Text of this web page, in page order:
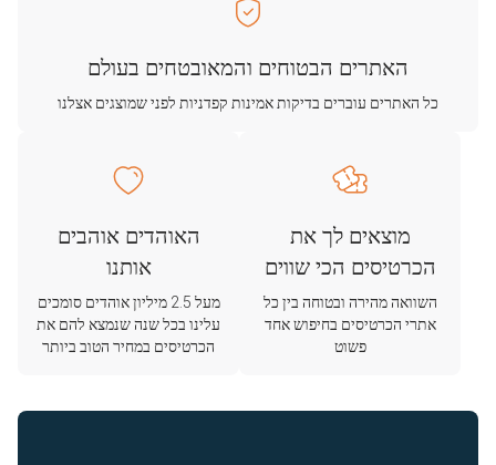
האתרים הבטוחים והמאובטחים בעולם
כל האתרים עוברים בדיקות אמינות קפדניות לפני שמוצגים אצלנו
מוצאים לך את
הכרטיסים הכי שווים
השוואה מהירה ובטוחה בין כל
אתרי הכרטיסים בחיפוש אחד
פשוט
האוהדים אוהבים
אותנו
מעל 2.5 מיליון אוהדים סומכים
עלינו בכל שנה שנמצא להם את
הכרטיסים במחיר הטוב ביותר